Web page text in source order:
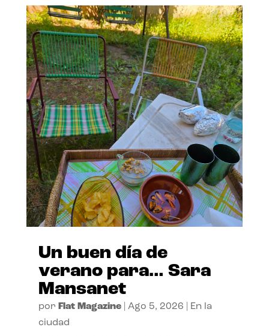
Un buen día de
verano para… Sara
Mansanet
por Flat Magazine| Ago 5, 2026
En la
ciudad